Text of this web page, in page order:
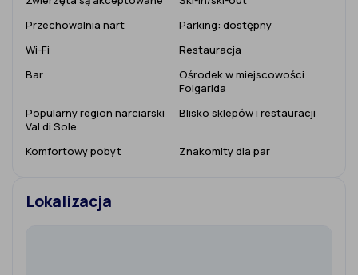
Przechowalnia nart
Parking: dostępny
Wi-Fi
Restauracja
Bar
Ośrodek w miejscowości
Folgarida
Popularny region narciarski
Val di Sole
Blisko sklepów i restauracji
Komfortowy pobyt Znakomity dla par
Lokalizacja